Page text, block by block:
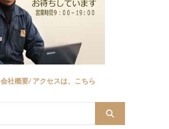
会社概要/ アクセスは、こちら